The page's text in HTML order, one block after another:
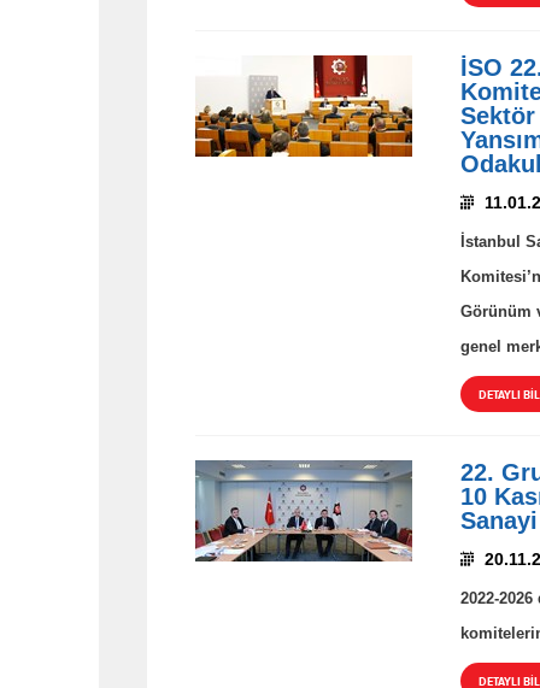
İSO
Sektör
İstanbul
Görünüm
genel
DETAYLI
22.
10
2022-
DETAYLI